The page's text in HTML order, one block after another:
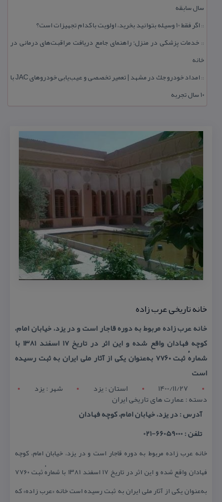
سال سابقه
:: اگر فقط 10 وسیله بتوانید بخرید، اولویت با كدام تجهیزات است؟
:: خدمات پزشكی در منزل؛ راهنمای جامع دریافت مراقبت‌های درمانی در
خانه
::
امداد خودرو جك در مشهد | تعمیر تخصصی و عیب‌یابی خودروهای JAC با
۱۰ سال تجربه
خانه تاریخی عرب زاده
خانه عرب زاده مربوط به دوره قاجار است و در یزد، خیابان امام،
كوچه فهادان واقع شده و این اثر در تاریخ ۱۷ اسفند ۱۳۸۱ با
شمارهٔ ثبت ۷۷۶۰ به‌عنوان یكی از آثار ملی ایران به ثبت رسیده
است
1400/11/27
استان : يزد شهر : يزد
دسته : عمارت های تاریخی ایران
آدرس : در یزد، خیابان امام، كوچه فهادان
تلفن : 66059000-021
خانه عرب زاده مربوط به دوره قاجار است و در یزد، خیابان امام، كوچه
فهادان واقع شده و این اثر در تاریخ ۱۷ اسفند ۱۳۸۱ با شمارهٔ ثبت ۷۷۶۰
به‌عنوان یكی از آثار ملی ایران به ثبت رسیده است خانه «عرب زاده» كه